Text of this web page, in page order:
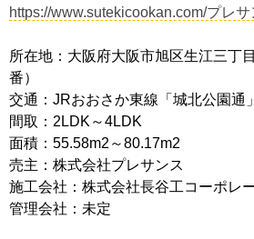
https://www.sutekicookan.com/プレサ
所在地：大阪府大阪市旭区生江三丁
番）
交通：JRおおさか東線「城北公園通
間取：2LDK～4LDK
面積：55.58m2～80.17m2
売主：株式会社プレサンス
施工会社：株式会社長谷工コーポレ
管理会社：未定